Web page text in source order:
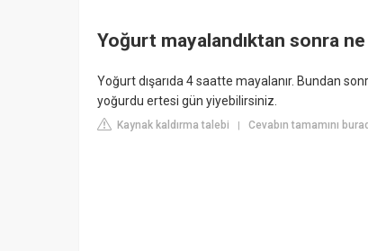
Yoğurt mayalandıktan sonra ne
Yoğurt dışarıda 4 saatte mayalanır. Bundan
yoğurdu ertesi gün yiyebilirsiniz.
Kaynak kaldırma talebi Cevabın tamamını